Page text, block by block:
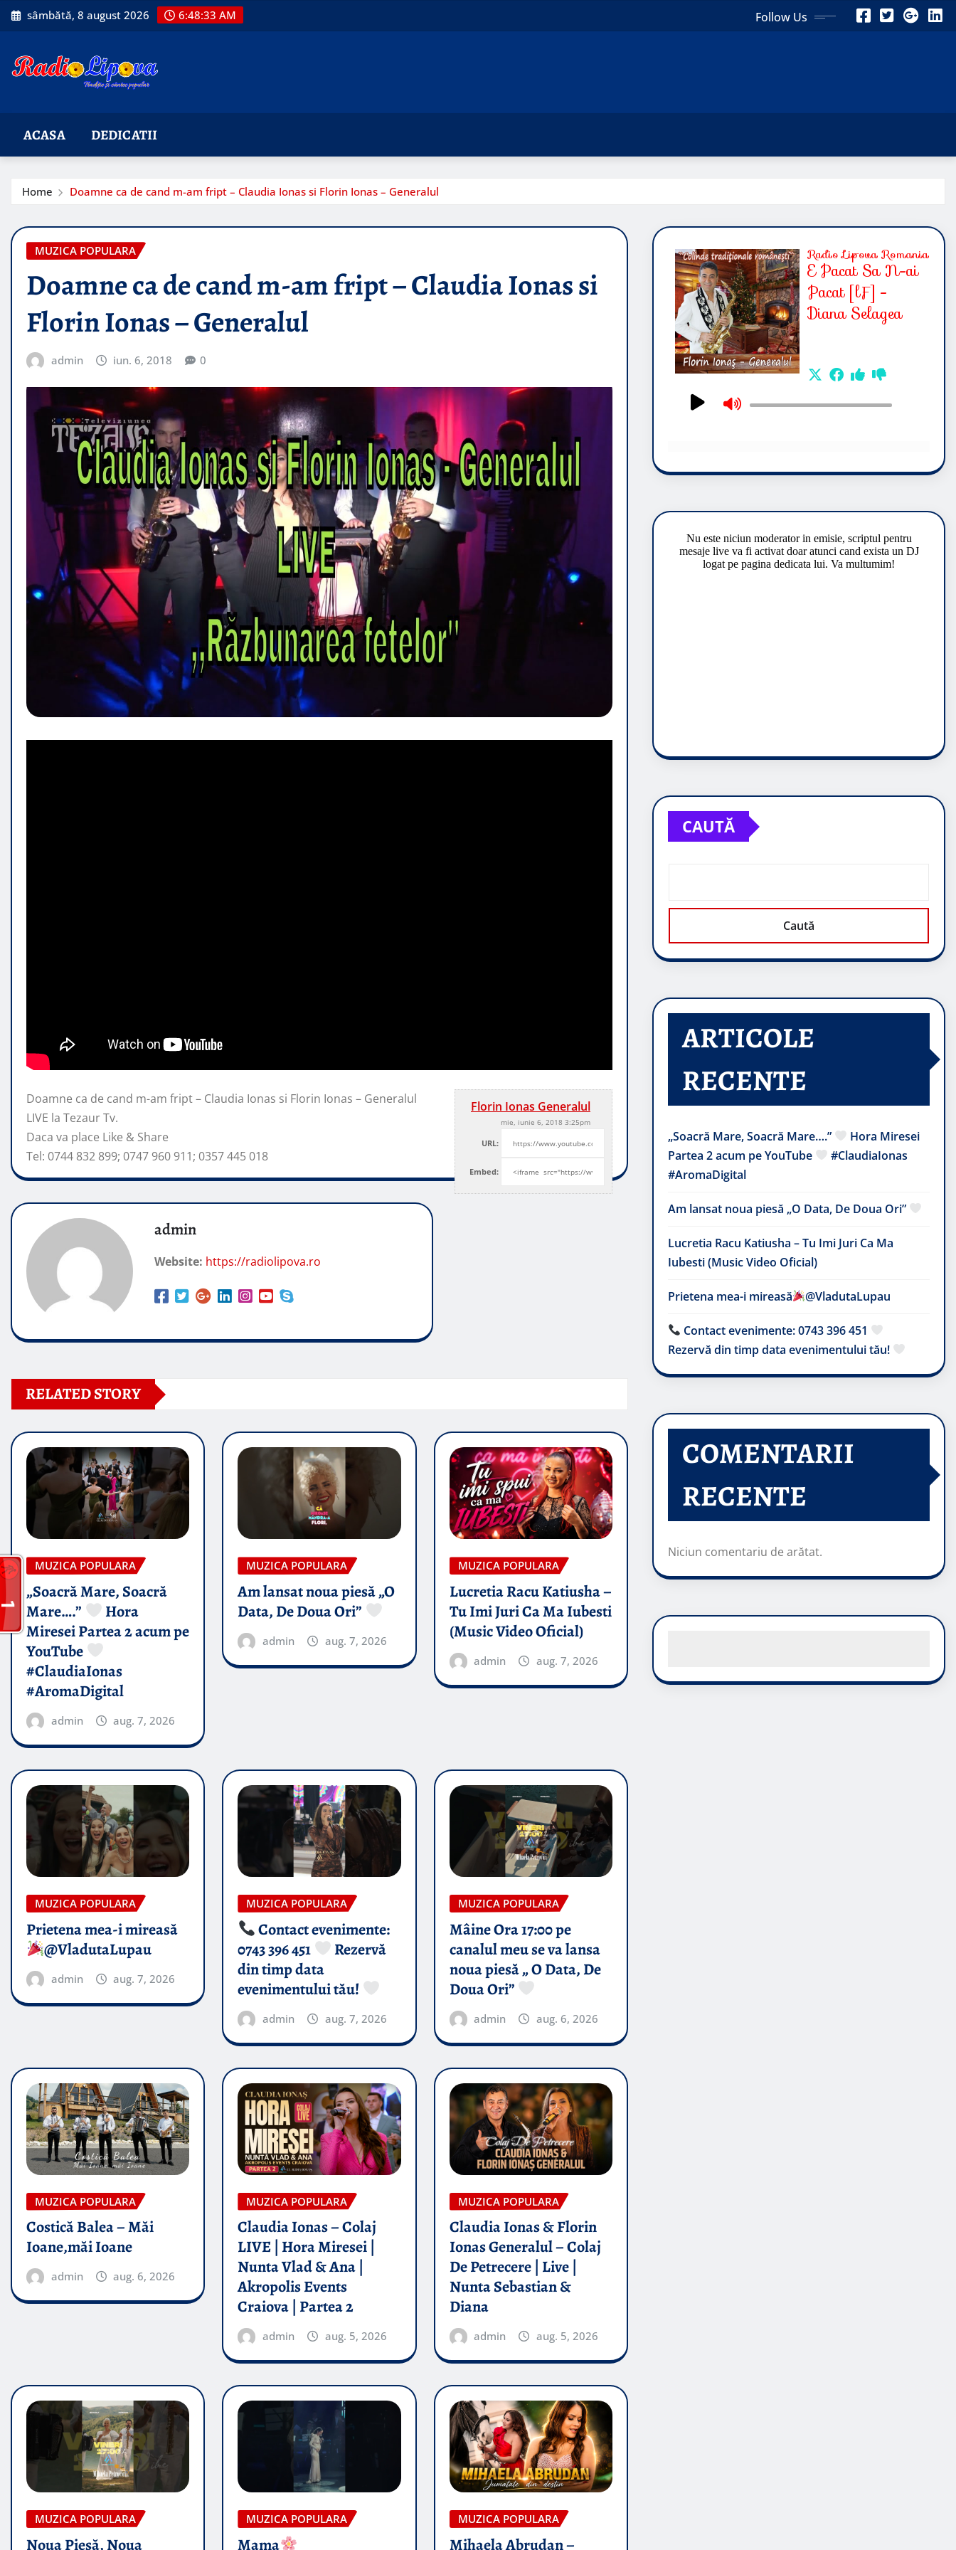
Skip
to
sâmbătă, 8 august 2026 6:48:34 AM Follow Us
ACASA DEDICATII
Home Doamne ca de cand m-am fript – Claudia Ionas si Florin Ionas – Generalul
MUZICA POPULARA
Doamne ca de cand m-am fript – Claudia Ionas si
Florin Ionas – Generalul
admin iun. 6, 2018 0
Florin Ionas Generalul
mie, iunie 6, 2018 3:25pm
URL:
Embed:
Doamne ca de cand m-am fript – Claudia Ionas si Florin Ionas – Generalul
LIVE la Tezaur Tv.
Daca va place Like & Share
Tel: 0744 832 899; 0747 960 911; 0357 445 018
admin
Website: https://radiolipova.ro
RELATED STORY
MUZICA POPULARA
„Soacră Mare, Soacră
Mare….”
Hora
Miresei Partea 2 acum pe
YouTube
#ClaudiaIonas
#AromaDigital
admin aug. 7, 2026
MUZICA POPULARA
Am lansat noua piesă „O
Data, De Doua Ori”
admin aug. 7, 2026
MUZICA POPULARA
Lucretia Racu Katiusha –
Tu Imi Juri Ca Ma Iubesti
(Music Video Oficial)
admin aug. 7, 2026
MUZICA POPULARA
Prietena mea-i mireasă​
@VladutaLupau
admin aug. 7, 2026
MUZICA POPULARA
Contact evenimente:
0743 396 451
Rezervă
din timp data
evenimentului tău!
admin aug. 7, 2026
MUZICA POPULARA
Mâine Ora 17:00 pe
canalul meu se va lansa
noua piesă „ O Data, De
Doua Ori”
admin aug. 6, 2026
MUZICA POPULARA
Costică Balea – Măi
Ioane,măi Ioane
admin aug. 6, 2026
MUZICA POPULARA
Claudia Ionas – Colaj
LIVE | Hora Miresei |
Nunta Vlad & Ana |
Akropolis Events
Craiova | Partea 2
admin aug. 5, 2026
MUZICA POPULARA
Claudia Ionas & Florin
Ionas Generalul – Colaj
De Petrecere | Live |
Nunta Sebastian &
Diana
admin aug. 5, 2026
MUZICA POPULARA
Noua Piesă, Noua
MUZICA POPULARA
Mama
MUZICA POPULARA
Mihaela Abrudan –
CAUTĂ
Caută
ARTICOLE
RECENTE
„Soacră Mare, Soacră Mare….”
Hora Miresei
Partea 2 acum pe YouTube
#ClaudiaIonas
#AromaDigital
Am lansat noua piesă „O Data, De Doua Ori”
Lucretia Racu Katiusha – Tu Imi Juri Ca Ma
Iubesti (Music Video Oficial)
Prietena mea-i mireasă​ @VladutaLupau
Contact evenimente: 0743 396 451
Rezervă din timp data evenimentului tău!
COMENTARII
RECENTE
Niciun comentariu de arătat.